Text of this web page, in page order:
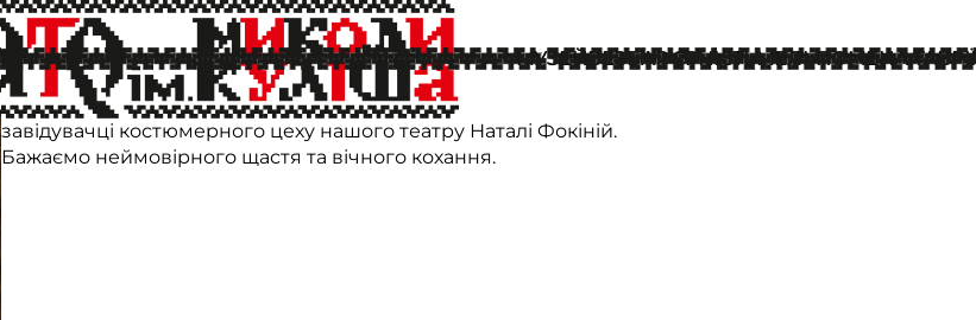
МУЗЕЙБЕЗБАР'ЄРНІСТЬМЕЛЬПОМЕНА ТАВРІЇ
Сьогодні фінал вистави «Обережно - жінки!» був неймовірно чуттєвим.
Художник по світлу Артем Білозубов зробив пропозицію руки та серця своїй коханій,
завідувачці костюмерного цеху нашого театру Наталі Фокіній.
Бажаємо неймовірного щастя та вічного кохання.